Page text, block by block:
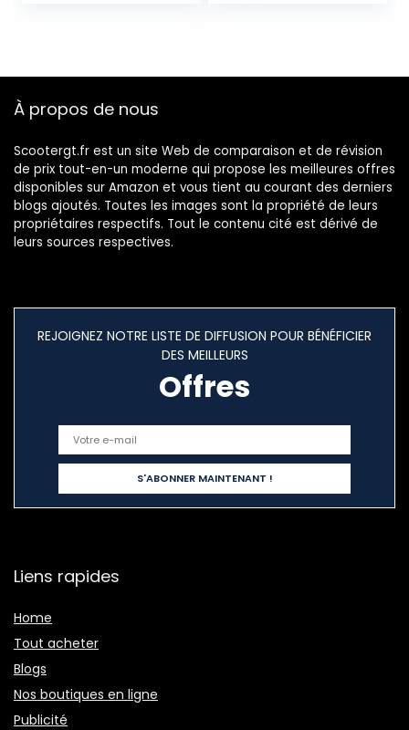
et robuste pour
Xiaomi M365,2Pcs
À propos de nous
Scootergt.fr est un site Web de comparaison et de révision
de prix tout-en-un moderne qui propose les meilleures offres
disponibles sur Amazon et vous tient au courant des derniers
blogs ajoutés. Toutes les images sont la propriété de leurs
propriétaires respectifs. Tout le contenu cité est dérivé de
leurs sources respectives.
REJOIGNEZ NOTRE LISTE DE DIFFUSION POUR BÉNÉFICIER
DES MEILLEURS
Offres
Liens rapides
Home
Tout acheter
Blogs
Nos boutiques en ligne
Publicité